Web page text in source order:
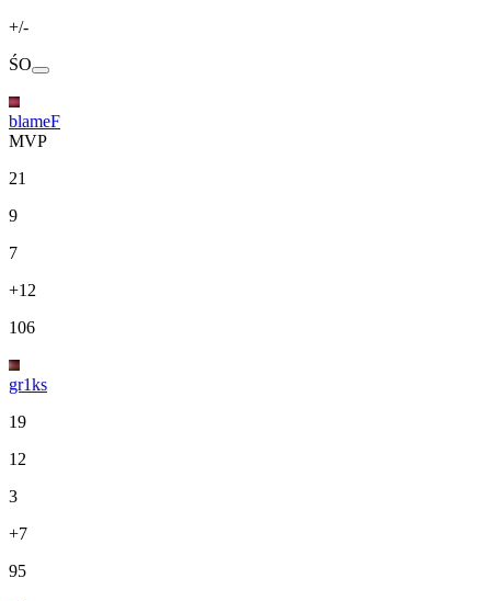
+/-
ŚO
blameF
MVP
21
9
7
+12
106
gr1ks
19
12
3
+7
95